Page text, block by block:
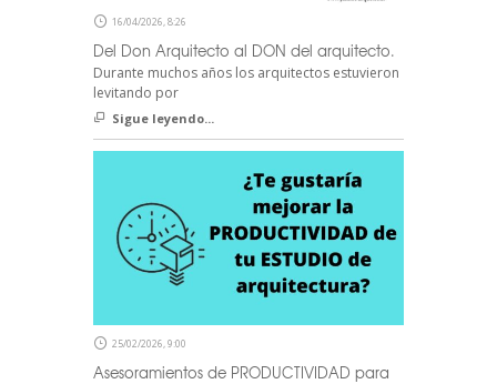
16/04/2026, 8:26
Del Don Arquitecto al DON del arquitecto.
Durante muchos años los arquitectos estuvieron
levitando por
Sigue leyendo...
25/02/2026, 9:00
Asesoramientos de PRODUCTIVIDAD para